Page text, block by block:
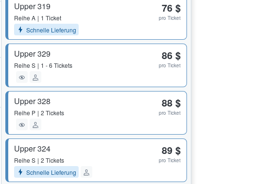
Upper 319
Reihe A
1 Ticket
Schnelle Lieferung
76 $
pro Ticket
Upper 329
Reihe S 1 - 6 Tickets
86 $
pro Ticket
Upper 328
Reihe P 2 Tickets
88 $
pro Ticket
Upper 324
Reihe S
2 Tickets
Schnelle Lieferung
89 $
pro Ticket